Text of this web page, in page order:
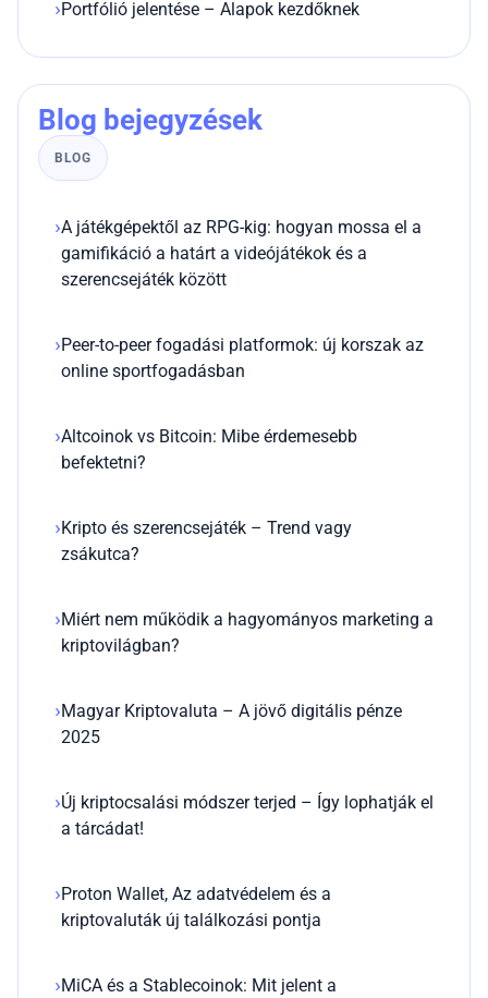
Portfólió jelentése – Alapok kezdőknek
Blog bejegyzések
BLOG
A játékgépektől az RPG-kig: hogyan mossa el a
gamifikáció a határt a videójátékok és a
szerencsejáték között
Peer-to-peer fogadási platformok: új korszak az
online sportfogadásban
Altcoinok vs Bitcoin: Mibe érdemesebb
befektetni?
Kripto és szerencsejáték – Trend vagy
zsákutca?
Miért nem működik a hagyományos marketing a
kriptovilágban?
Magyar Kriptovaluta – A jövő digitális pénze
2025
Új kriptocsalási módszer terjed – Így lophatják el
a tárcádat!
Proton Wallet, Az adatvédelem és a
kriptovaluták új találkozási pontja
MiCA és a Stablecoinok: Mit jelent a